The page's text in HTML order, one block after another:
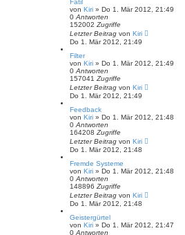
Fatil
von Kiri » Do 1. Mär 2012, 21:49
0 Antworten
152002 Zugriffe
Letzter Beitrag von Kiri
Do 1. Mär 2012, 21:49
Filter
von Kiri » Do 1. Mär 2012, 21:49
0 Antworten
157041 Zugriffe
Letzter Beitrag von Kiri
Do 1. Mär 2012, 21:49
Feedback
von Kiri » Do 1. Mär 2012, 21:48
0 Antworten
164208 Zugriffe
Letzter Beitrag von Kiri
Do 1. Mär 2012, 21:48
Fremde Systeme
von Kiri » Do 1. Mär 2012, 21:48
0 Antworten
148896 Zugriffe
Letzter Beitrag von Kiri
Do 1. Mär 2012, 21:48
Geistergürtel
von Kiri » Do 1. Mär 2012, 21:47
0 Antworten